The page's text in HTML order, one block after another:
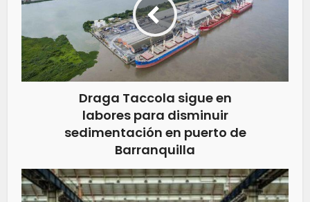
Draga Taccola sigue en
labores para disminuir
sedimentación en puerto de
Barranquilla